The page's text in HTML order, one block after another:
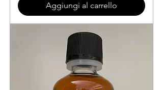
Aggiungi al carrello